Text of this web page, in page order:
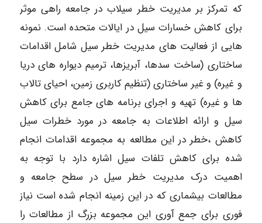
که تمرکز بر مدیریت خطر سیلاب در جامعه راهی موثر
برای کاهش خسارات سیل در ایالات متحده است. نمونه
هایی از فعالیت های مدیریت خطر سیل شامل اقدامات
ساختاری (ساخت سدها، آبریزها، ترمیم دیواره های دریا
و غیره) و غیر ساختاری (تنظیم کاربری زمین، احیای تالاب
ها و غیره) تهیه و اجرای برنامه های جامع برای کاهش
سیل و ارائه اطلاعات به جامعه در مورد خطرات سیل
کاهش ،خطر در این مطالعه به مجموعه اقدامات انجام
شده برای کاهش تلفات سیل اشاره دارد با توجه به
اهمیت درک مدیریت خطر سیل در سطح جامعه و
مطالعات بیشماری که در این زمینه انجام شده است نیاز
فوری برای جمع آوری این مجموعه بزرگ از مطالعات را